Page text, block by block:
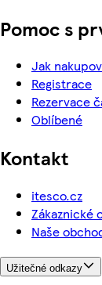
Pomoc s
Jak
Registrace
Rezervace
Oblíbené
Kontakt
itesco.cz
Zákaznické
Naše
Užitečné odkazy